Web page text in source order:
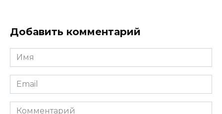
Добавить комментарий
Имя
*
Email
*
Комментарий